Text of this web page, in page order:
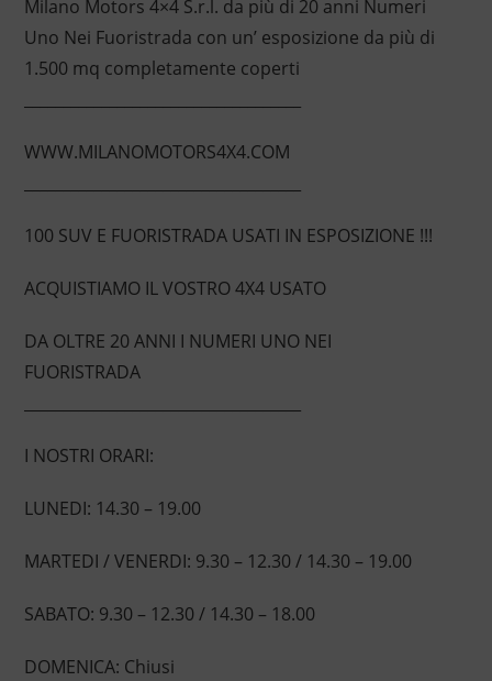
Milano Motors 4×4 S.r.l. da più di 20 anni Numeri
Uno Nei Fuoristrada con un’ esposizione da più di
1.500 mq completamente coperti
WWW.MILANOMOTORS4X4.COM
100 SUV E FUORISTRADA USATI IN ESPOSIZIONE !!!
ACQUISTIAMO IL VOSTRO 4X4 USATO
DA OLTRE 20 ANNI I NUMERI UNO NEI
FUORISTRADA
I NOSTRI ORARI:
LUNEDI: 14.30 – 19.00
MARTEDI / VENERDI: 9.30 – 12.30 / 14.30 – 19.00
SABATO: 9.30 – 12.30 / 14.30 – 18.00
DOMENICA: Chiusi